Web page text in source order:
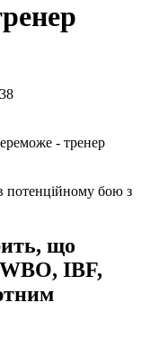
потенційному бою з
що
WBO, IBF,